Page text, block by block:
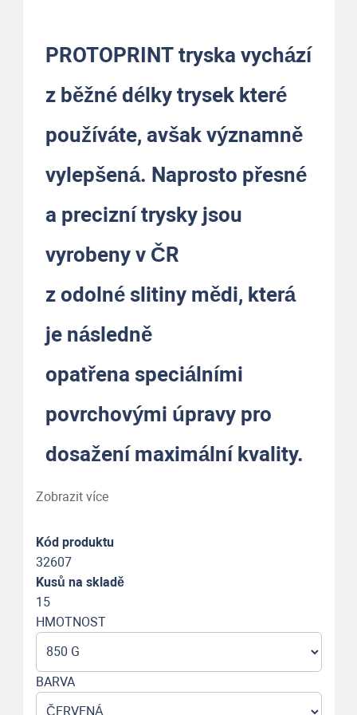
PROTOPRINT tryska vychází
z běžné délky trysek které
používáte, avšak významně
vylepšená. Naprosto přesné
a precizní trysky jsou
vyrobeny v ČR
z odolné slitiny mědi, která
je následně
opatřena speciálními
povrchovými úpravy pro
dosažení maximální kvality.
Zobrazit více
Kód produktu
32607
Kusů na skladě
15
HMOTNOST
BARVA